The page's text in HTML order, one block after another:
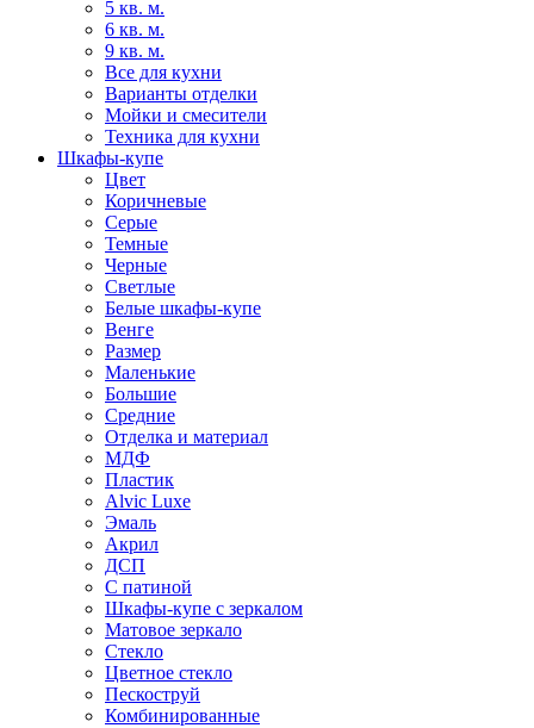
5 кв. м.
6 кв. м.
9 кв. м.
Все для кухни
Варианты отделки
Мойки и смесители
Техника для кухни
Шкафы-купе
Цвет
Коричневые
Серые
Темные
Черные
Светлые
Белые шкафы-купе
Венге
Размер
Маленькие
Большие
Средние
Отделка и материал
МДФ
Пластик
Alvic Luxe
Эмаль
Акрил
ДСП
С патиной
Шкафы-купе с зеркалом
Матовое зеркало
Стекло
Цветное стекло
Пескоструй
Комбинированные